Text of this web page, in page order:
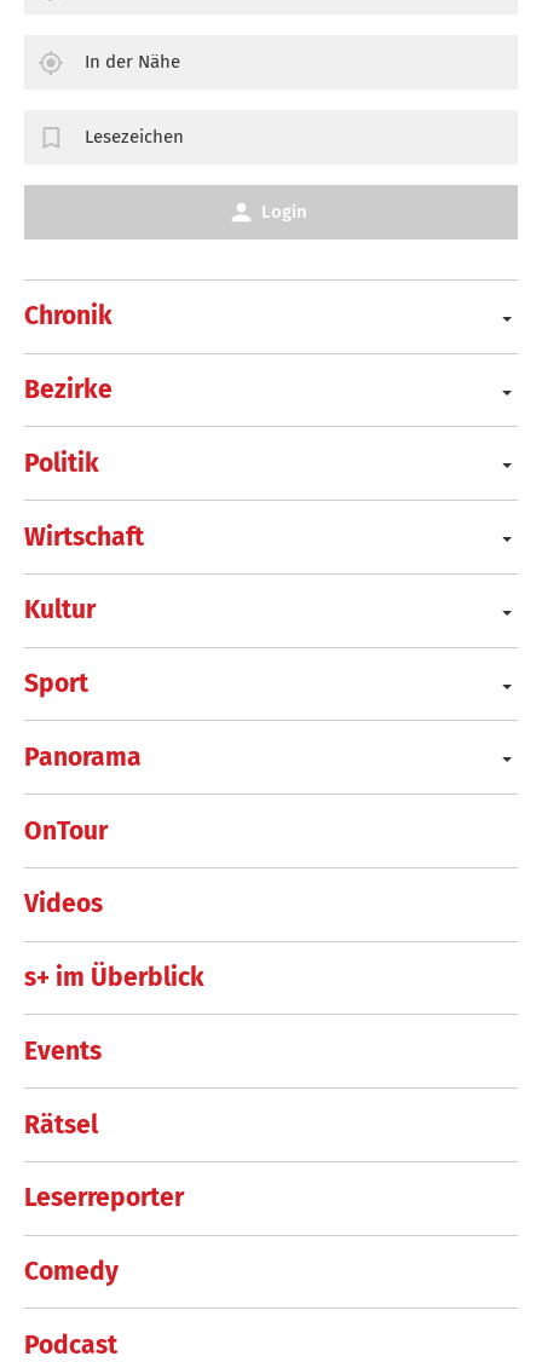
Chronik
Bezirke
Politik
Wirtschaft
Kultur
Sport
Panorama
OnTour
Videos
s+ im Überblick
Events
Rätsel
Leserreporter
Comedy
Podcast
In der Nähe
Lesezeichen
Login